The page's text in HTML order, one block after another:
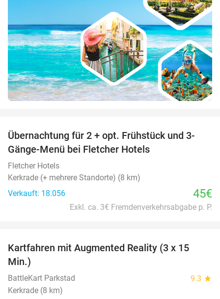
Übernachtung für 2 + opt. Frühstück und 3-
Gänge-Menü bei Fletcher Hotels
Fletcher Hotels
Kerkrade (+ mehrere Standorte) (8 km)
Verkauft: 18.056
45€
Exkl. ca. 3€ Fremdenverkehrsabgabe p. P.
Kartfahren mit Augmented Reality (3 x 15
Min.)
BattleKart Parkstad 9.3 star
Kerkrade (8 km)